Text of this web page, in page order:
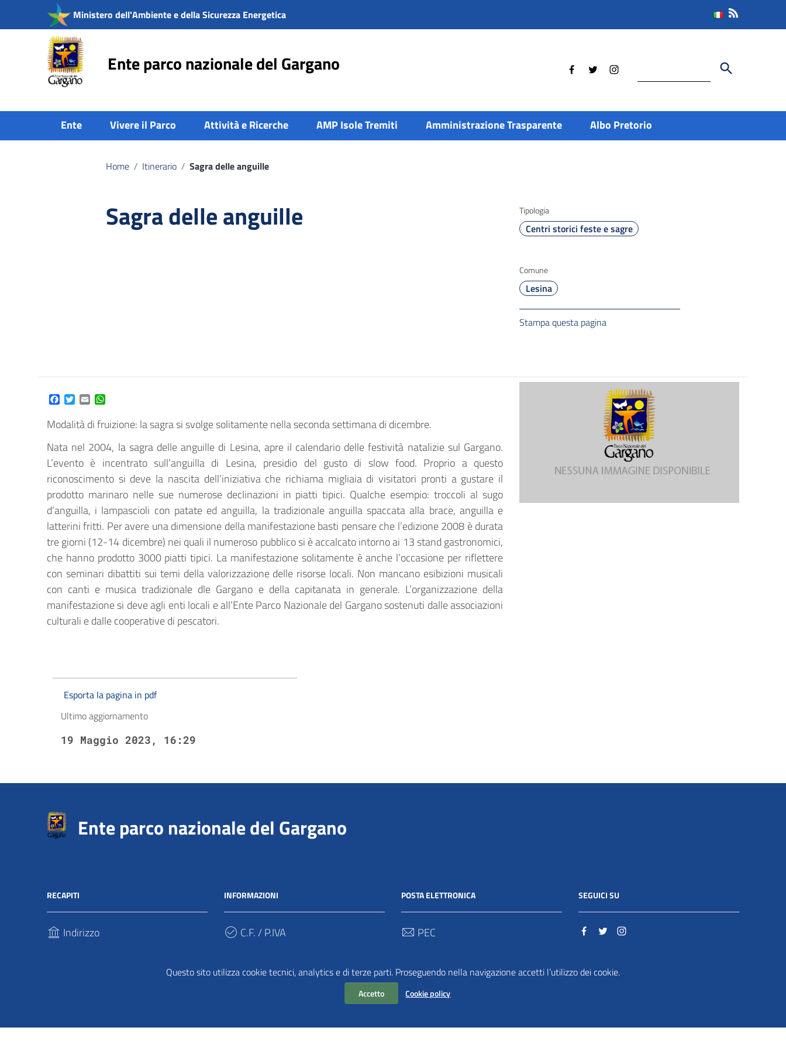
Questo sito utilizza cookie tecnici, analytics e di terze parti. Proseguendo nella navigazione accetti l’utilizzo dei cookie.
Accetto Cookie policy
Vai ai contenuti
Vai al menu di navigazione
Vai al footer
Ministero dell'Ambiente e della Sicurezza Energetica
Ente parco nazionale del Gargano Cerca
Ente Vivere il Parco Attività e Ricerche AMP Isole Tremiti Amministrazione Trasparente Albo Pretorio
Home / Itinerario / Sagra delle anguille
Sagra delle anguille Tipologia
Centri storici feste e sagre
Comune
Lesina
Stampa questa pagina
Facebook
Twitter
Email
Modalità di fruizione: la sagra si svolge solitamente nella seconda settimana di dicembre.
Nata nel 2004, la sagra delle anguille di Lesina, apre il calendario delle festività natalizie sul Gargano.
L’evento è incentrato sull’anguilla di Lesina, presidio del gusto di slow food. Proprio a questo
riconoscimento si deve la nascita dell’iniziativa che richiama migliaia di visitatori pronti a gustare il
prodotto marinaro nelle sue numerose declinazioni in piatti tipici. Qualche esempio: troccoli al sugo
d’anguilla, i lampascioli con patate ed anguilla, la tradizionale anguilla spaccata alla brace, anguilla e
latterini fritti. Per avere una dimensione della manifestazione basti pensare che l’edizione 2008 è durata
tre giorni (12-14 dicembre) nei quali il numeroso pubblico si è accalcato intorno ai 13 stand gastronomici,
che hanno prodotto 3000 piatti tipici. La manifestazione solitamente è anche l’occasione per riflettere
con seminari dibattiti sui temi della valorizzazione delle risorse locali. Non mancano esibizioni musicali
con canti e musica tradizionale dle Gargano e della capitanata in generale. L’organizzazione della
manifestazione si deve agli enti locali e all’Ente Parco Nazionale del Gargano sostenuti dalle associazioni
culturali e dalle cooperative di pescatori.
Esporta la pagina in pdf
Ultimo aggiornamento
19 Maggio 2023, 16:29
Ente parco nazionale del Gargano
RECAPITI
Indirizzo
71037, Monte Sant'Angelo (Fg)
INFORMAZIONI
C.F. / P.IVA
Cod. Univoco
POSTA ELETTRONICA
PEC
TRASPARENZA
SEGUICI SU